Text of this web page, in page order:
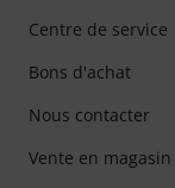
Centre de service
Bons d'achat
Nous contacter
Vente en magasin